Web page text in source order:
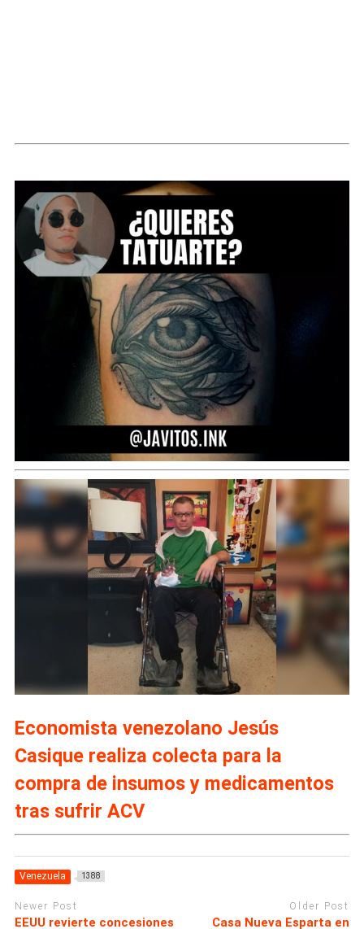
Economista venezolano Jesús
Casique realiza colecta para la
compra de insumos y medicamentos
tras sufrir ACV
Venezuela 1388
Newer Post
EEUU revierte concesiones
Older Post
Casa Nueva Esparta en